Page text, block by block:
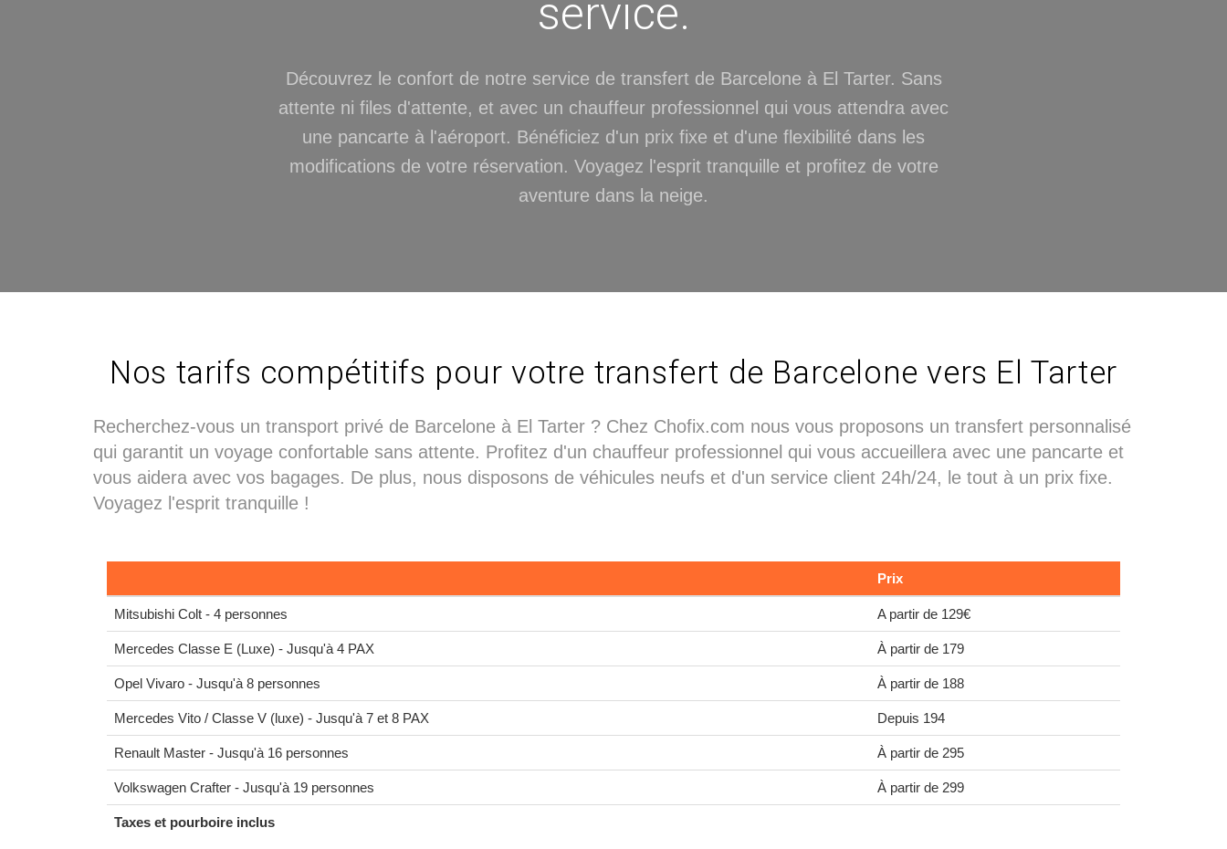
service.
Découvrez le confort de notre service de transfert de Barcelone à El Tarter. Sans
attente ni files d'attente, et avec un chauffeur professionnel qui vous attendra avec
une pancarte à l'aéroport. Bénéficiez d'un prix fixe et d'une flexibilité dans les
modifications de votre réservation. Voyagez l'esprit tranquille et profitez de votre
aventure dans la neige.
Nos tarifs compétitifs pour votre transfert de Barcelone vers El Tarter
Recherchez-vous un transport privé de Barcelone à El Tarter ? Chez Chofix.com nous vous proposons un transfert personnalisé
qui garantit un voyage confortable sans attente. Profitez d'un chauffeur professionnel qui vous accueillera avec une pancarte et
vous aidera avec vos bagages. De plus, nous disposons de véhicules neufs et d'un service client 24h/24, le tout à un prix fixe.
Voyagez l'esprit tranquille !
Prix
Mitsubishi Colt - 4 personnes A partir de 129€
Mercedes Classe E (Luxe) - Jusqu'à 4 PAX À partir de 179
Opel Vivaro - Jusqu'à 8 personnes À partir de 188
Mercedes Vito / Classe V (luxe) - Jusqu'à 7 et 8 PAX Depuis 194
Renault Master - Jusqu'à 16 personnes À partir de 295
Volkswagen Crafter - Jusqu'à 19 personnes À partir de 299
Taxes et pourboire inclus